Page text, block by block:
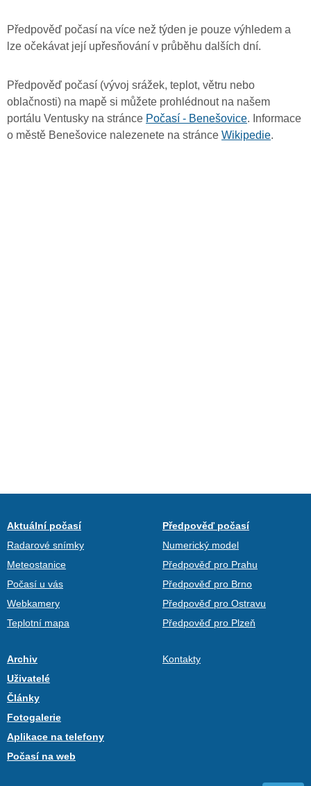
Předpověď počasí na více než týden je pouze výhledem a
lze očekávat její upřesňování v průběhu dalších dní.
Předpověď počasí (vývoj srážek, teplot, větru nebo
oblačnosti) na mapě si můžete prohlédnout na našem
portálu Ventusky na stránce Počasí - Benešovice. Informace
o městě Benešovice nalezenete na stránce Wikipedie.
Aktuální počasí
Radarové snímky
Meteostanice
Počasí u vás
Webkamery
Teplotní mapa
Předpověď počasí
Numerický model
Předpověď pro Prahu
Předpověď pro Brno
Předpověď pro Ostravu
Předpověď pro Plzeň
Archiv
Uživatelé
Články
Fotogalerie
Aplikace na telefony
Počasí na web
Kontakty